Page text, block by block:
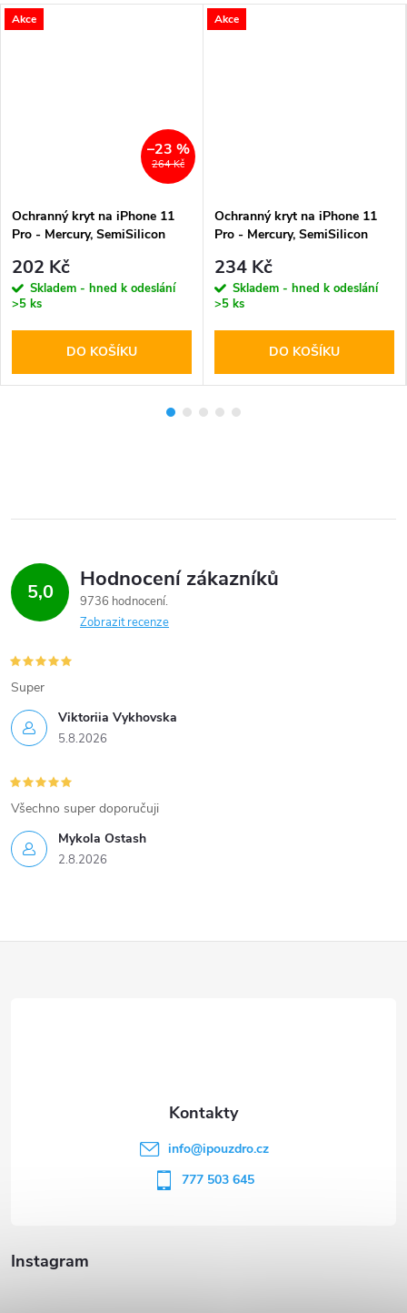
Akce
264 Kč
–23 %
Ochranný kryt na iPhone 11
Pro - Mercury, SemiSilicon
202 Kč
Skladem - hned k odeslání
>5 ks
DO KOŠÍKU
Akce
Ochranný kryt na iPhone 11
Pro - Mercury, SemiSilicon
234 Kč
Skladem - hned k odeslání
>5 ks
DO KOŠÍKU
5,0 Hodnocení zákazníků
9736 hodnocení
Zobrazit recenze
Viktoriia Vykhovska
5.8.2026
Super
Mykola Ostash
2.8.2026
Všechno super doporučuji
Instagram
info@ipouzdro.cz
777 503 645